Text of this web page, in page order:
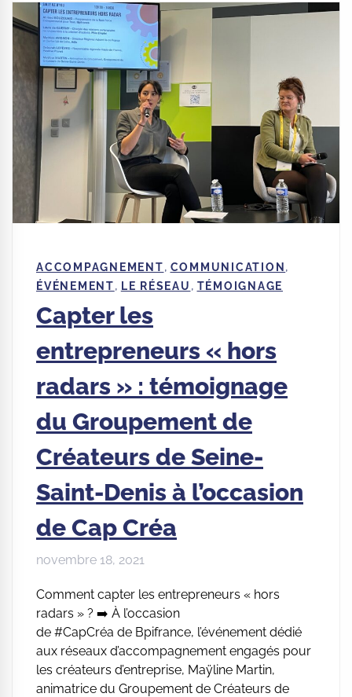
ACCOMPAGNEMENT, COMMUNICATION ,
ÉVÉNEMENT, LE RÉSEAU , TÉMOIGNAGE
Capter les
entrepreneurs « hors
radars » : témoignage
du Groupement de
Créateurs de Seine-
Saint-Denis à l’occasion
de Cap Créa
novembre 18, 2021
Comment capter les entrepreneurs « hors
radars » ? ➡️ À l’occasion
de #CapCréa de Bpifrance, l’événement dédié
aux réseaux d’accompagnement engagés pour
les créateurs d’entreprise, Maÿline Martin,
animatrice du Groupement de Créateurs de